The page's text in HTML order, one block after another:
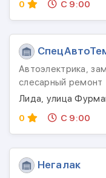
0 С 9:00
Автоэлектрика,
слесарный ремонт
Лида, улица
0
С 9:00
Негалак